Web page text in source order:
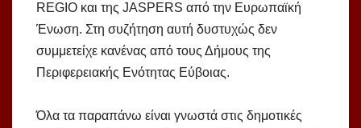
REGIO και της JASPERS από την Ευρωπαϊκή
Ένωση. Στη συζήτηση αυτή δυστυχώς δεν
συμμετείχε κανένας από τους Δήμους της
Περιφερειακής Ενότητας Εύβοιας.
Όλα τα παραπάνω είναι γνωστά στις δημοτικές